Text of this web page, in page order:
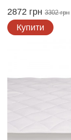
2872 грн 3302 грн
Купити